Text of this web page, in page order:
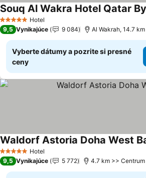
5 Počet hviezdičiek
Hotel
Souq Al Wakra Hotel Qatar
9,5 Vynikajúce 9 084 Al Wakrah, 14.7
Vyberte dátumy a pozrite si presné
ceny
5 Počet hviezdičiek
Hotel
Waldorf Astoria Doha West
9,5 Vynikajúce 5 772 4.7 km >> Centrum